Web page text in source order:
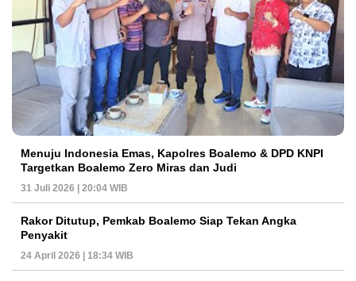
Menuju Indonesia Emas, Kapolres Boalemo & DPD KNPI
Targetkan Boalemo Zero Miras dan Judi
31 Juli 2026 | 20:04 WIB
Rakor Ditutup, Pemkab Boalemo Siap Tekan Angka
Penyakit
24 April 2026 | 18:34 WIB